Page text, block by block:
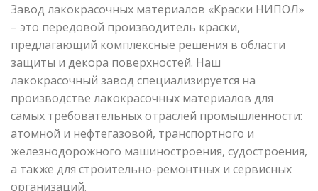
Завод лакокрасочных материалов «Краски НИПОЛ»
– это передовой производитель краски,
предлагающий комплексные решения в области
защиты и декора поверхностей. Наш
лакокрасочный завод специализируется на
производстве лакокрасочных материалов для
самых требовательных отраслей промышленности:
атомной и нефтегазовой, транспортного и
железнодорожного машиностроения, судостроения,
а также для строительно-ремонтных и сервисных
организаций.